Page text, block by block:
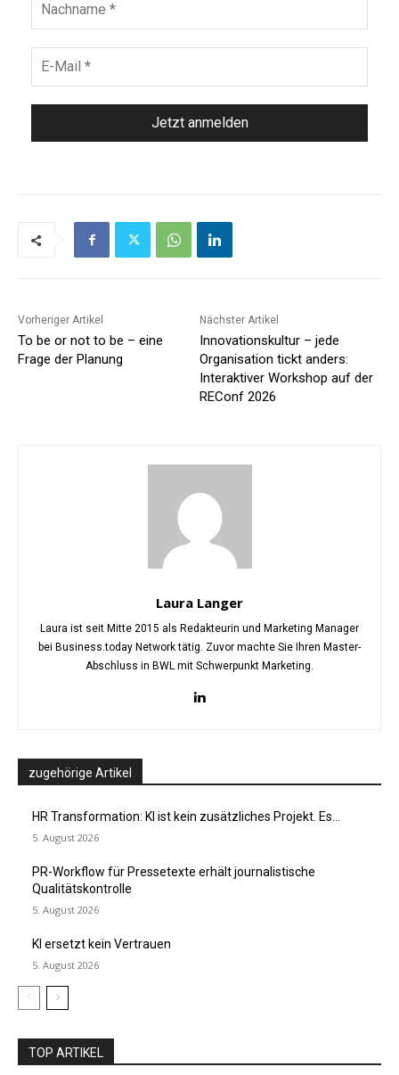
Vorheriger Artikel
To be or not to be – eine
Frage der Planung
Nächster Artikel
Innovationskultur – jede
Organisation tickt anders:
Interaktiver Workshop auf der
REConf 2026
Laura Langer
Laura ist seit Mitte 2015 als Redakteurin und Marketing Manager
bei Business.today Network tätig. Zuvor machte Sie Ihren Master-
Abschluss in BWL mit Schwerpunkt Marketing.
zugehörige Artikel
HR Transformation: KI ist kein zusätzliches Projekt. Es...
5. August 2026
PR-Workflow für Pressetexte erhält journalistische
Qualitätskontrolle
5. August 2026
KI ersetzt kein Vertrauen
5. August 2026
TOP ARTIKEL